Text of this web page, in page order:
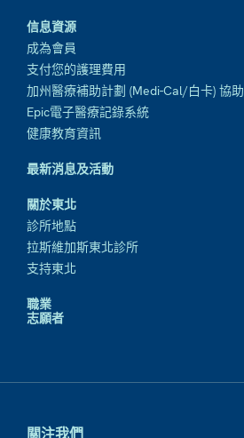
信息資源
成為會員
支付您的護理費用
加州醫療補助計劃 (Medi-Cal/白卡) 協助
Epic電子醫療記錄系統
健康教育資訊
最新消息及活動
關於東北
診所地點
拉斯維加斯東北診所
支持東北
職業
志願者
關注我們